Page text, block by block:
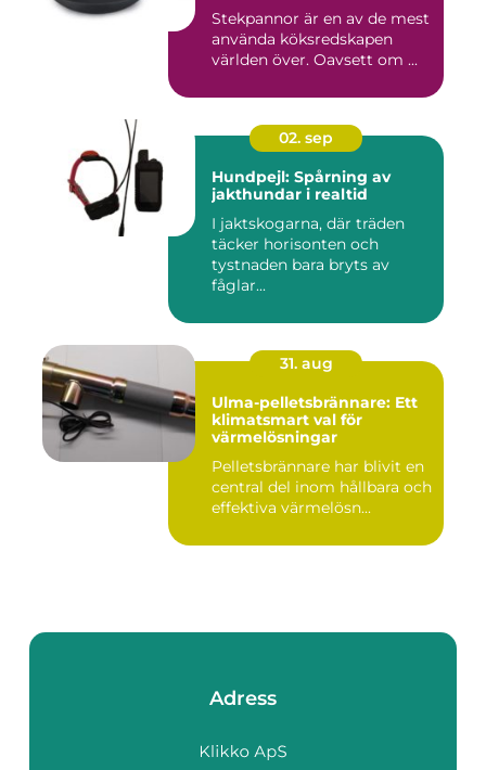
Stekpannor är en av de mest
använda köksredskapen
världen över. Oavsett om ...
02. sep
Hundpejl: Spårning av
jakthundar i realtid
I jaktskogarna, där träden
täcker horisonten och
tystnaden bara bryts av
fåglar...
31. aug
Ulma-pelletsbrännare: Ett
klimatsmart val för
värmelösningar
Pelletsbrännare har blivit en
central del inom hållbara och
effektiva värmelösn...
Adress